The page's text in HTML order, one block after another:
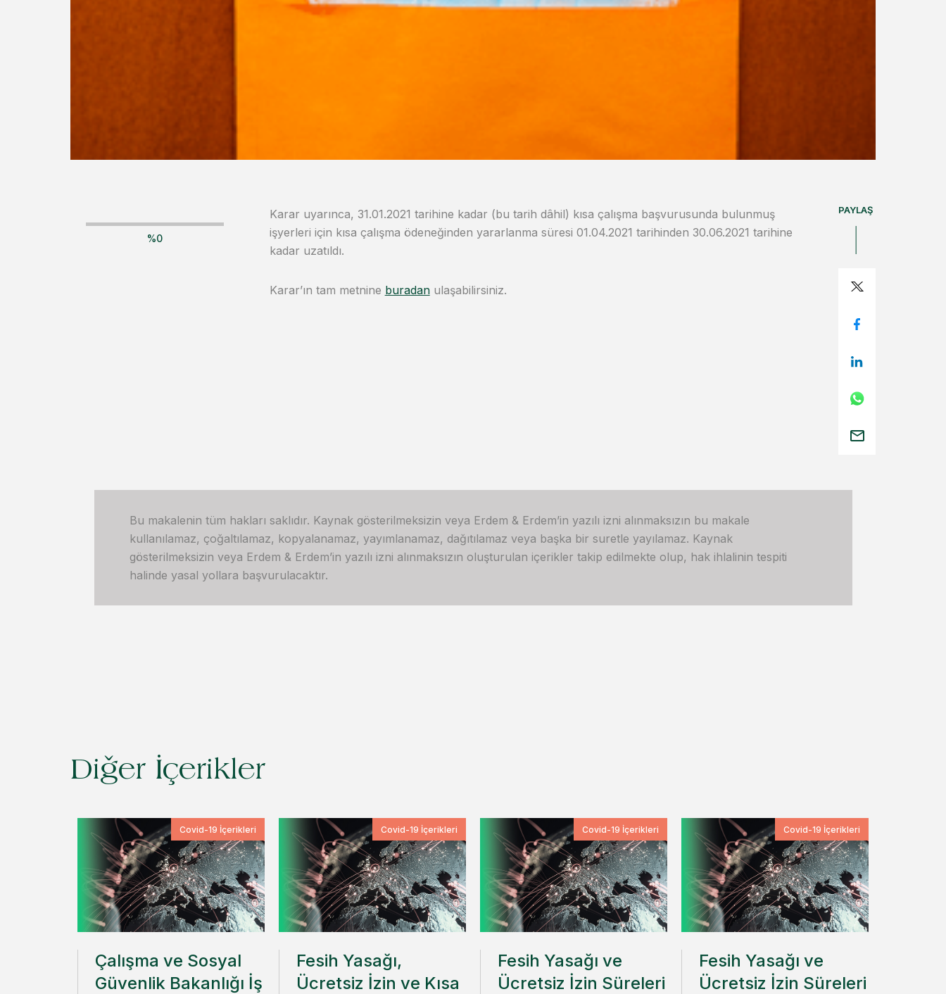
%0
Karar uyarınca, 31.01.2021 tarihine kadar (bu tarih dâhil) kısa çalışma başvurusunda bulunmuş
işyerleri için kısa çalışma ödeneğinden yararlanma süresi 01.04.2021 tarihinden 30.06.2021 tarihine
kadar uzatıldı.
Karar’ın tam metnine buradanulaşabilirsiniz.
PAYLAŞ
Bu makalenin tüm hakları saklıdır. Kaynak gösterilmeksizin veya Erdem & Erdem’in yazılı izni alınmaksızın bu makale
kullanılamaz, çoğaltılamaz, kopyalanamaz, yayımlanamaz, dağıtılamaz veya başka bir suretle yayılamaz. Kaynak
gösterilmeksizin veya Erdem & Erdem’in yazılı izni alınmaksızın oluşturulan içerikler takip edilmekte olup, hak ihlalinin tespiti
halinde yasal yollara başvurulacaktır.
Diğer İçerikler
Covid-19 İçerikleri
Çalışma ve Sosyal
Güvenlik Bakanlığı İş
Covid-19 İçerikleri
Fesih Yasağı,
Ücretsiz İzin ve Kısa
Covid-19 İçerikleri
Fesih Yasağı ve
Ücretsiz İzin Süreleri
Covid-19 İçerikleri
Fesih Yasağı ve
Ücretsiz İzin Süreleri